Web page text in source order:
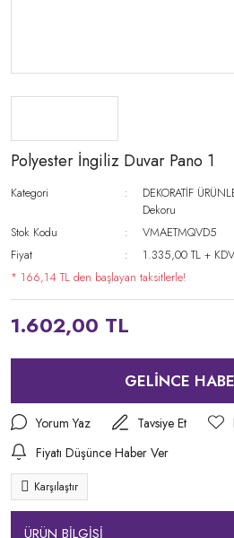
Polyester İngiliz Duvar Pano 1
Kategori DEKORATİF
Dekoru
Stok Kodu
VMAETMQVD5
Fiyat
1.335,00 TL + KDV
* 166,14 TL den başlayan taksitlerle!
1.602,00 TL
GELİNCE
Yorum Yaz
Tavsiye Et
Fiyatı Düşünce Haber Ver
Karşılaştır
ÜRÜN BİLGİSİ